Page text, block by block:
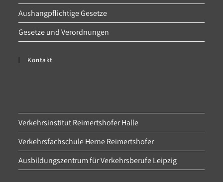
Aushangpflichtige Gesetze
Gesetze und Verordnungen
Kontakt
Verkehrsinstitut Reimertshofer Halle
Verkehrsfachschule Herne Reimertshofer
Ausbildungszentrum für Verkehrsberufe Leipzig